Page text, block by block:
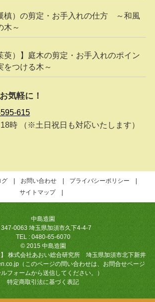
槙）の剪定・お手入れの仕方 ～和風
木～
萸）】庭木の剪定・お手入れのポイン
をつける木～
気軽に！
615
時 （※土日祝日も対応いたします）
グ お問い合わせ
プライバシーポリシー
サイトマップ
中島造園
347-0063 埼玉県加須市久下4-4-7
TEL : 0480-65-6070
© 2015 中島造園
】 株式会社あおい総合研究所 埼玉県加須市北下新井
（このページの問い合わせは、お問合せページ
フォームから送信してください。）
特定商取引法に基づく表記